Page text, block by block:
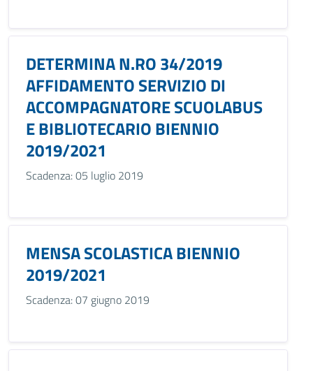
DETERMINA N.RO 34/2019
AFFIDAMENTO SERVIZIO DI
ACCOMPAGNATORE SCUOLABUS
E BIBLIOTECARIO BIENNIO
2019/2021
Scadenza: 05 luglio 2019
MENSA SCOLASTICA BIENNIO
2019/2021
Scadenza: 07 giugno 2019